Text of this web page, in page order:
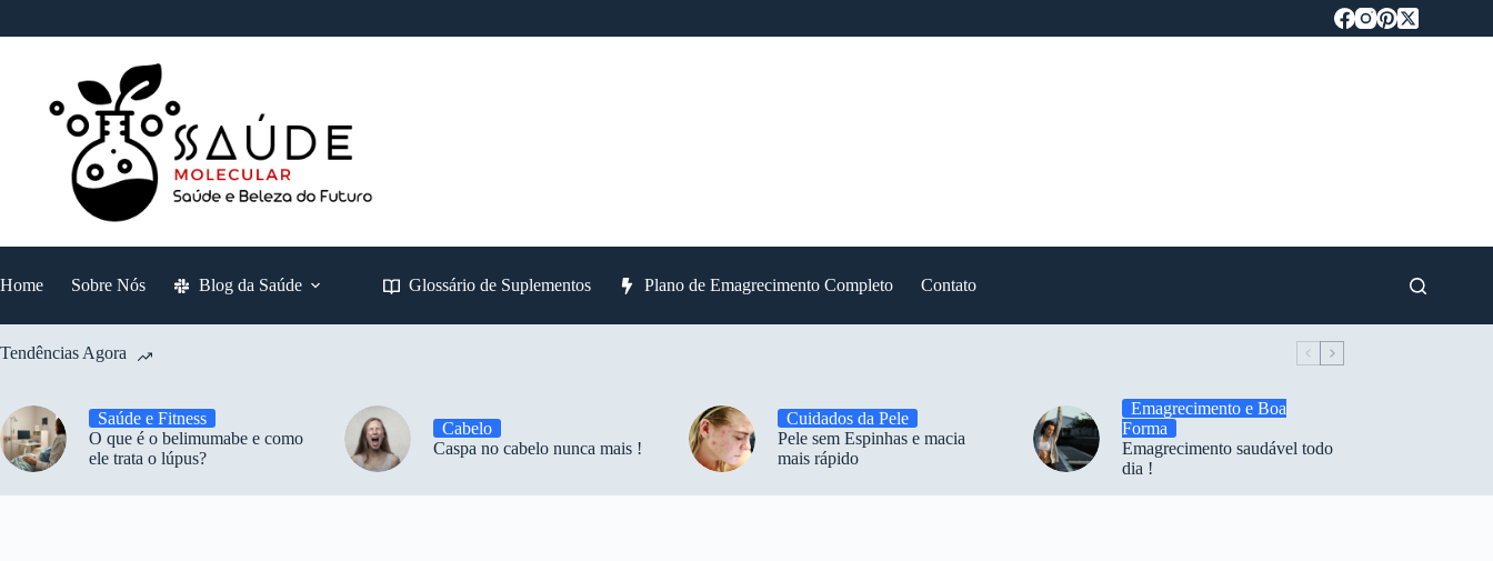
Home Sobre Nós Blog da Saúde Glossário de Suplementos Plano de Emagrecimento Completo Contato
Tendências Agora
Saúde e Fitness
O que é o belimumabe e como
ele trata o lúpus?
Cabelo
Caspa no cabelo nunca mais !
Cuidados da Pele
Pele sem Espinhas e macia
mais rápido
Emagrecimento e Boa
Forma
Emagrecimento saudável todo
dia !